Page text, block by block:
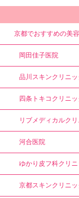
京都でおすすめの美
岡田佳子医院
品川スキンクリニ
四条トキコクリニッ
リブメディカルク
河合医院
ゆかり皮フ科クリニ
京都スキンクリニッ